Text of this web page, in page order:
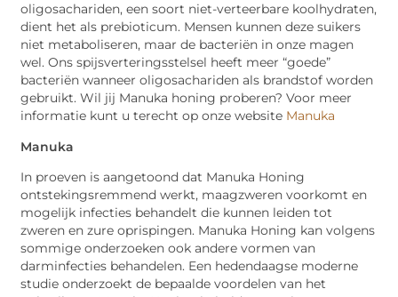
oligosachariden, een soort niet-verteerbare koolhydraten,
dient het als prebioticum. Mensen kunnen deze suikers
niet metaboliseren, maar de bacteriën in onze magen
wel. Ons spijsverteringsstelsel heeft meer “goede”
bacteriën wanneer oligosachariden als brandstof worden
gebruikt. Wil jij Manuka honing proberen? Voor meer
informatie kunt u terecht op onze website Manuka
Manuka
In proeven is aangetoond dat Manuka Honing
ontstekingsremmend werkt, maagzweren voorkomt en
mogelijk infecties behandelt die kunnen leiden tot
zweren en zure oprispingen. Manuka Honing kan volgens
sommige onderzoeken ook andere vormen van
darminfecties behandelen. Een hedendaagse moderne
studie onderzoekt de bepaalde voordelen van het